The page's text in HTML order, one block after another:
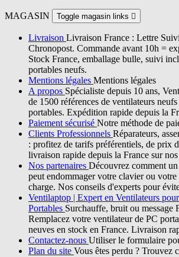
MAGASIN Toggle magasin links 
Livraison Livraison France : Lettre
Chronopost. Commande avant 10h =
Stock France, emballage bulle, suivi
portables neufs.
Mentions légales Mentions légales
A propos Spécialiste depuis 10 ans,
de 1500 références de ventilateurs
portables. Expédition rapide depuis la
Paiement sécurisé Notre méthode de
Clients Professionnels Réparateurs,
: profitez de tarifs préférentiels, de prix
livraison rapide depuis la France sur
Nos partenaires Découvrez comment
peut endommager votre clavier ou votre
charge. Nos conseils d'experts pour
Ventilaptop | Expert en Ventilateurs
Portables Surchauffe, bruit ou message
Remplacez votre ventilateur de PC
neuves en stock en France. Livraison
Contactez-nous Utiliser le formulaire
Plan du site Vous êtes perdu ? Trouvez